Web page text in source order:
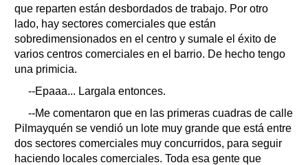
que reparten están desbordados de trabajo. Por otro
lado, hay sectores comerciales que están
sobredimensionados en el centro y sumale el éxito de
varios centros comerciales en el barrio. De hecho tengo
una primicia.
--Epaaa... Largala entonces.
--Me comentaron que en las primeras cuadras de calle
Pilmayquén se vendió un lote muy grande que está entre
dos sectores comerciales muy concurridos, para seguir
haciendo locales comerciales. Toda esa gente que